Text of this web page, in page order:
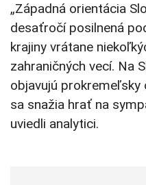
„Západná orientácia
desaťročí posilnená
krajiny vrátane
zahraničných vecí. Na
objavujú
sa snažia hrať na
uviedli analytici.